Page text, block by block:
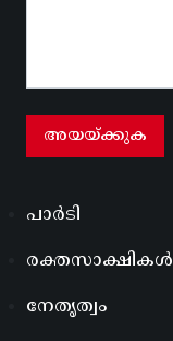
പാർടി
രക്തസാക്ഷികൾ
നേതൃത്വം